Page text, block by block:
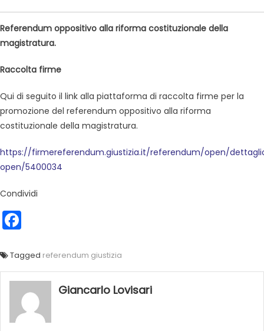
Referendum oppositivo alla riforma costituzionale della
magistratura.
Raccolta firme
Qui di seguito il link alla piattaforma di raccolta firme per la
promozione del referendum oppositivo alla riforma
costituzionale della magistratura.
https://firmereferendum.giustizia.it/referendum/open/
open/5400034
Condividi
Tagged referendum giustizia
Giancarlo Lovisari